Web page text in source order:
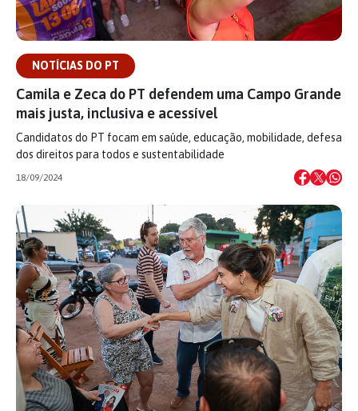
NOTÍCIAS DO PT
Camila e Zeca do PT defendem uma Campo Grande
mais justa, inclusiva e acessível
Candidatos do PT focam em saúde, educação, mobilidade, defesa
dos direitos para todos e sustentabilidade
18/09/2024